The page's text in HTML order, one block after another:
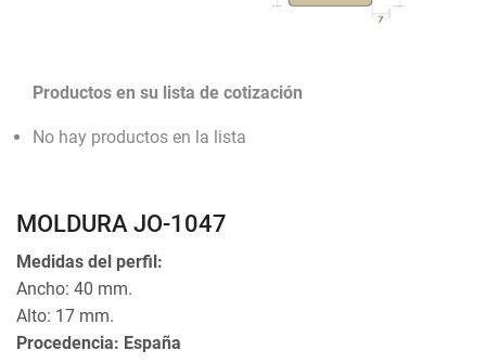
Productos en su lista de cotización
No hay productos en la lista
MOLDURA JO-1047
Medidas del perfil:
Ancho: 40 mm.
Alto: 17 mm.
Procedencia: España